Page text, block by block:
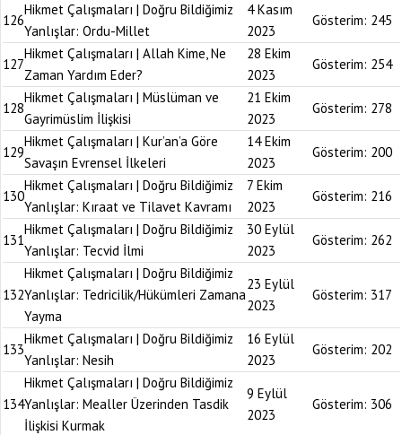
126
Hikmet Çalışmaları | Doğru Bildiğimiz
Yanlışlar: Ordu-Millet
4 Kasım
2023
Gösterim: 245
127
Hikmet Çalışmaları | Allah Kime, Ne
Zaman Yardım Eder?
28 Ekim
2023
Gösterim: 254
128
Hikmet Çalışmaları | Müslüman ve
Gayrimüslim İlişkisi
21 Ekim
2023
Gösterim: 278
129
Hikmet Çalışmaları | Kur’an’a Göre
Savaşın Evrensel İlkeleri
14 Ekim
2023
Gösterim: 200
130
Hikmet Çalışmaları | Doğru Bildiğimiz
Yanlışlar: Kıraat ve Tilavet Kavramı
7 Ekim
2023
Gösterim: 216
131
Hikmet Çalışmaları | Doğru Bildiğimiz
Yanlışlar: Tecvid İlmi
30 Eylül
2023
Gösterim: 262
132
Hikmet Çalışmaları | Doğru Bildiğimiz
Yanlışlar: Tedricilik/Hükümleri Zamana
Yayma
23 Eylül
2023
Gösterim: 317
133
Hikmet Çalışmaları | Doğru Bildiğimiz
Yanlışlar: Nesih
16 Eylül
2023
Gösterim: 202
134
Hikmet Çalışmaları | Doğru Bildiğimiz
Yanlışlar: Mealler Üzerinden Tasdik
İlişkisi Kurmak
9 Eylül
2023
Gösterim: 306